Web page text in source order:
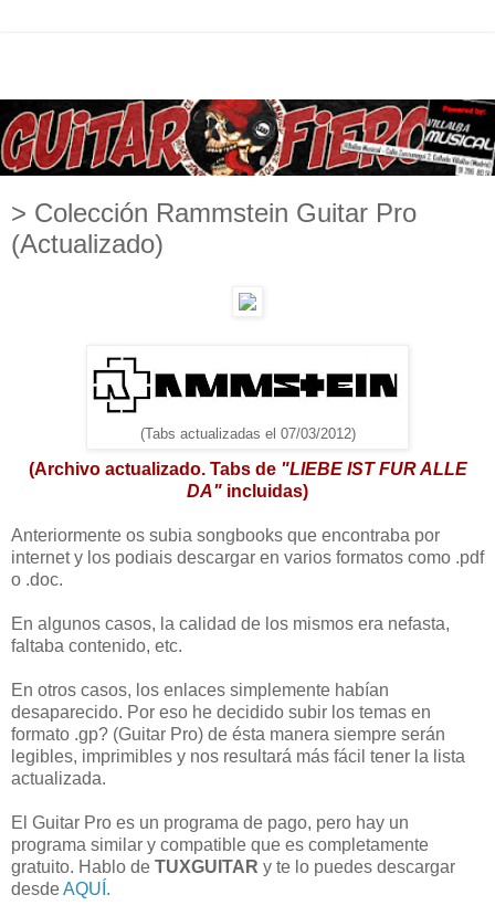
> Colección Rammstein Guitar Pro
(Actualizado)
(Tabs actualizadas el 07/03/2012)
(Archivo actualizado. Tabs de "LIEBE IST FUR ALLE
DA" incluidas)
Anteriormente os subia songbooks que encontraba por
internet y los podiais descargar en varios formatos como .pdf
o .doc.
En algunos casos, la calidad de los mismos era nefasta,
faltaba contenido, etc.
En otros casos, los enlaces simplemente habían
desaparecido. Por eso he decidido subir los temas en
formato .gp? (Guitar Pro) de ésta manera siempre serán
legibles, imprimibles y nos resultará más fácil tener la lista
actualizada.
El Guitar Pro es un programa de pago, pero hay un
programa similar y compatible que es completamente
gratuito. Hablo de TUXGUITAR y te lo puedes descargar
desdeAQUÍ.